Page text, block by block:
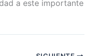
a este importante